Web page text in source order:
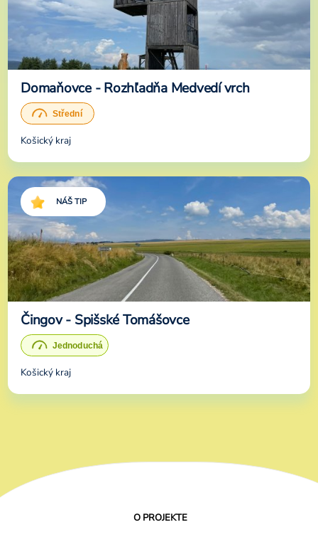
Domaňovce - Rozhľadňa Medvedí vrch
Košický kraj
NÁŠ TIP
Čingov - Spišské Tomášovce
Košický kraj
O PROJEKTE